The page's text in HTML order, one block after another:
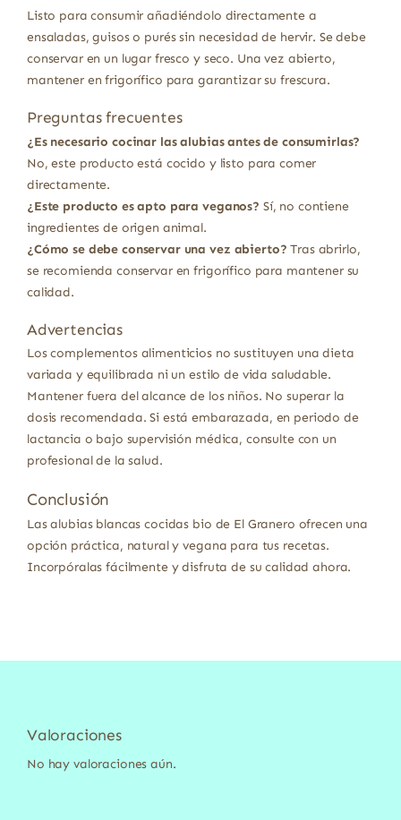
Listo para consumir añadiéndolo directamente a
ensaladas, guisos o purés sin necesidad de hervir. Se debe
conservar en un lugar fresco y seco. Una vez abierto,
mantener en frigorífico para garantizar su frescura.
Preguntas frecuentes
¿Es necesario cocinar las alubias antes de consumirlas?
No, este producto está cocido y listo para comer
directamente.
¿Este producto es apto para veganos? Sí, no contiene
ingredientes de origen animal.
¿Cómo se debe conservar una vez abierto? Tras abrirlo,
se recomienda conservar en frigorífico para mantener su
calidad.
Advertencias
Los complementos alimenticios no sustituyen una dieta
variada y equilibrada ni un estilo de vida saludable.
Mantener fuera del alcance de los niños. No superar la
dosis recomendada. Si está embarazada, en periodo de
lactancia o bajo supervisión médica, consulte con un
profesional de la salud.
Conclusión
Las alubias blancas cocidas bio de El Granero ofrecen una
opción práctica, natural y vegana para tus recetas.
Incorpóralas fácilmente y disfruta de su calidad ahora.
Valoraciones
No hay valoraciones aún.